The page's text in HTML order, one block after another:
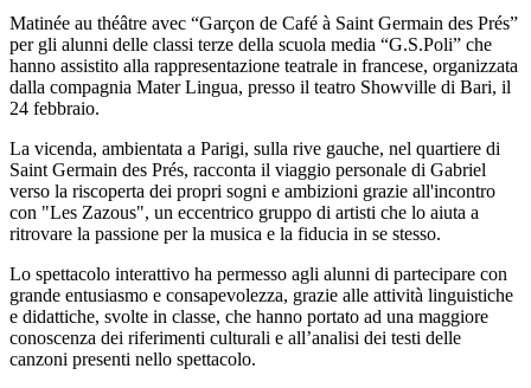
Matinée au théâtre avec “Garçon‬‭ de‬‭ Café‬‭ à‬‭ Saint‬ ‭Germain des Prés”
per gli alunni delle classi terze della scuola media “G.S.Poli” che
hanno assistito alla rappresentazione teatrale in francese, organizzata
dalla compagnia Mater Lingua, presso il teatro Showville di Bari, il
24 febbraio.
La vicenda, ambientata a Parigi, sulla rive gauche, nel quartiere di
Saint Germain des Prés, racconta il viaggio personale di Gabriel
verso la riscoperta dei propri sogni e ambizioni grazie all'incontro
con "Les Zazous", un eccentrico gruppo di artisti che lo aiuta a
ritrovare la passione per la musica e la fiducia in se stesso.
Lo spettacolo interattivo ha permesso agli alunni di partecipare con
grande entusiasmo e consapevolezza, grazie alle attività linguistiche
e didattiche, svolte in classe, che hanno portato ad una maggiore
conoscenza dei riferimenti culturali e all’analisi dei testi delle
canzoni presenti nello spettacolo.